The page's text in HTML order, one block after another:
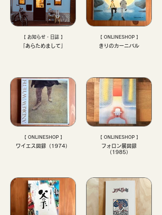
【 お知らせ・日誌 】
「あらためまして」
【 ONLINESHOP 】
きりのカーニバル
【 ONLINESHOP 】
ワイエス図録（1974）
【 ONLINESHOP 】
フォロン展図録
（1985）